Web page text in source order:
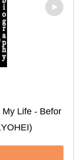
My Life ‐ Befor